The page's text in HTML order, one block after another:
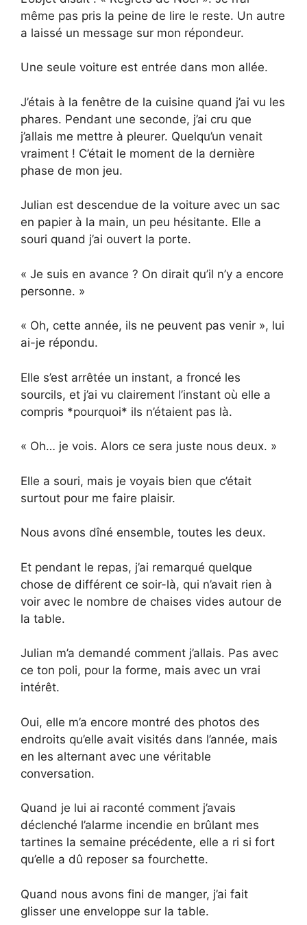
même pas pris la peine de lire le reste. Un autre
a laissé un message sur mon répondeur.
Une seule voiture est entrée dans mon allée.
J’étais à la fenêtre de la cuisine quand j’ai vu les
phares. Pendant une seconde, j’ai cru que
j’allais me mettre à pleurer. Quelqu’un venait
vraiment ! C’était le moment de la dernière
phase de mon jeu.
Julian est descendue de la voiture avec un sac
en papier à la main, un peu hésitante. Elle a
souri quand j’ai ouvert la porte.
« Je suis en avance ? On dirait qu’il n’y a encore
personne. »
« Oh, cette année, ils ne peuvent pas venir », lui
ai-je répondu.
Elle s’est arrêtée un instant, a froncé les
sourcils, et j’ai vu clairement l’instant où elle a
compris *pourquoi* ils n’étaient pas là.
« Oh… je vois. Alors ce sera juste nous deux. »
Elle a souri, mais je voyais bien que c’était
surtout pour me faire plaisir.
Nous avons dîné ensemble, toutes les deux.
Et pendant le repas, j’ai remarqué quelque
chose de différent ce soir-là, qui n’avait rien à
voir avec le nombre de chaises vides autour de
la table.
Julian m’a demandé comment j’allais. Pas avec
ce ton poli, pour la forme, mais avec un vrai
intérêt.
Oui, elle m’a encore montré des photos des
endroits qu’elle avait visités dans l’année, mais
en les alternant avec une véritable
conversation.
Quand je lui ai raconté comment j’avais
déclenché l’alarme incendie en brûlant mes
tartines la semaine précédente, elle a ri si fort
qu’elle a dû reposer sa fourchette.
Quand nous avons fini de manger, j’ai fait
glisser une enveloppe sur la table.